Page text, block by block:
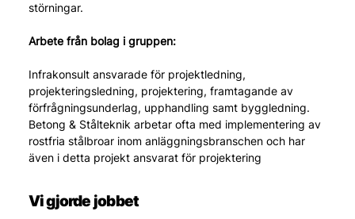
störningar.
Arbete från bolag i gruppen:
Infrakonsult ansvarade för projektledning,
projekteringsledning, projektering, framtagande av
förfrågningsunderlag, upphandling samt byggledning.
Betong & Stålteknik arbetar ofta med implementering av
rostfria stålbroar inom anläggningsbranschen och har
även i detta projekt ansvarat för projektering
Vi gjorde jobbet